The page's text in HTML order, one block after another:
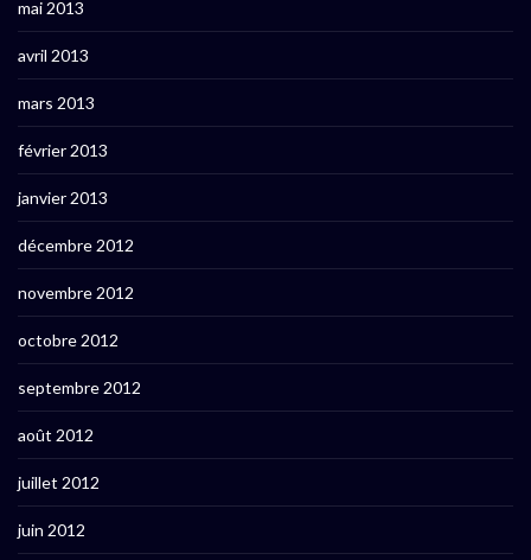
mai 2013
avril 2013
mars 2013
février 2013
janvier 2013
décembre 2012
novembre 2012
octobre 2012
septembre 2012
août 2012
juillet 2012
juin 2012